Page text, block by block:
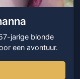
jarige blonde
een avontuur.